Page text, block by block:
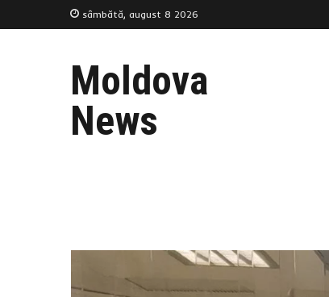
sâmbătă, august 8 2026
Moldova
News